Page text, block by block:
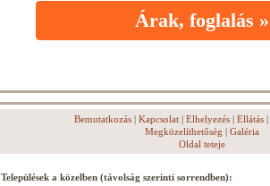
Árak, foglalás »
Bemutatkozás | Kapcsolat | Elhelyezés | Ellátás |
Megközelíthetőség | Galéria
Oldal teteje
Települések a közelben (távolság szerinti sorrendben):